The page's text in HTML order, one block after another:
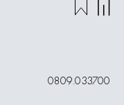
0809.033700